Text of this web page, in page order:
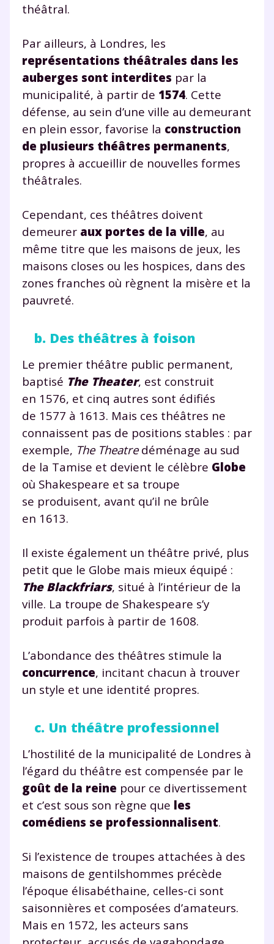
théâtral.
Par ailleurs, à Londres, les
représentations théâtrales dans les
auberges sont interdites par la
municipalité, à partir de 1574. Cette
défense, au sein d’une ville au demeurant
en plein essor, favorise la construction
de plusieurs théâtres permanents,
propres à accueillir de nouvelles formes
théâtrales.
Cependant, ces théâtres doivent
demeurer aux portes de la ville, au
même titre que les maisons de jeux, les
maisons closes ou les hospices, dans des
zones franches où règnent la misère et la
pauvreté.
b. Des théâtres à foison
Le premier théâtre public permanent,
baptisé The Theater, est construit
en 1576, et cinq autres sont édifiés
de 1577 à 1613. Mais ces théâtres ne
connaissent pas de positions stables : par
exemple, The Theatredéménage au sud
de la Tamise et devient le célèbre Globe
où Shakespeare et sa troupe
se produisent, avant qu’il ne brûle
en 1613.
Il existe également un théâtre privé, plus
petit que le Globe mais mieux équipé :
The Blackfriars, situé à l’intérieur de la
ville. La troupe de Shakespeare s’y
produit parfois à partir de 1608.
L’abondance des théâtres stimule la
concurrence, incitant chacun à trouver
un style et une identité propres.
c. Un théâtre professionnel
L’hostilité de la municipalité de Londres à
l’égard du théâtre est compensée par le
goût de la reine pour ce divertissement
et c’est sous son règne que les
comédiens se professionnalisent.
Si l’existence de troupes attachées à des
maisons de gentilshommes précède
l’époque élisabéthaine, celles-ci sont
saisonnières et composées d’amateurs.
Mais en 1572, les acteurs sans